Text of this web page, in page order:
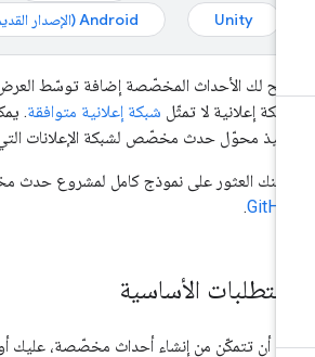
Unity
Android (الإصدار القديم)
لك الأحداث المخصّصة إضافة توسّط العرض
إعلانية لا تمثّلشبكة إعلانية متوافقة. يمكنك
محوّل حدث مخصّص لشبكة الإعلانات التي
العثور على نموذج كامل لمشروع حدث
.
الأساسية
أن تتمكّن من إنشاء أحداث مخصّصة، عليك أولاً